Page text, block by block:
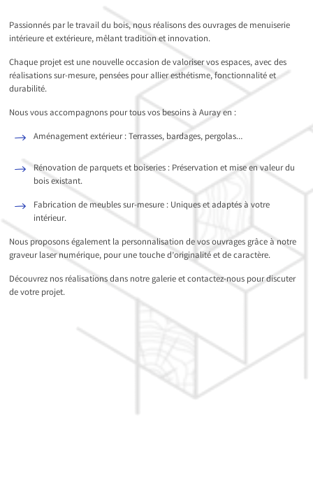
Passionnés par le travail du bois, nous réalisons des ouvrages de menuiserie
intérieure et extérieure, mêlant tradition et innovation.
Chaque projet est une nouvelle occasion de valoriser vos espaces, avec des
réalisations sur-mesure, pensées pour allier esthétisme, fonctionnalité et
durabilité.
Nous vous accompagnons pour tous vos besoins à Auray en :
Aménagement extérieur : Terrasses, bardages, pergolas…
Rénovation de parquets et boiseries : Préservation et mise en valeur du
bois existant.
Fabrication de meubles sur-mesure : Uniques et adaptés à votre
intérieur.
Nous proposons également la personnalisation de vos ouvrages grâce à notre
graveur laser numérique, pour une touche d’originalité et de caractère.
Découvrez nos réalisations dans notre galerie et contactez-nous pour discuter
de votre projet.